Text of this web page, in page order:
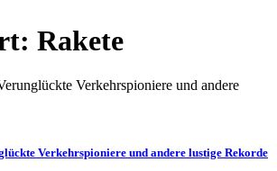
Rakete
Verkehrspioniere und andere lustige Rekorde